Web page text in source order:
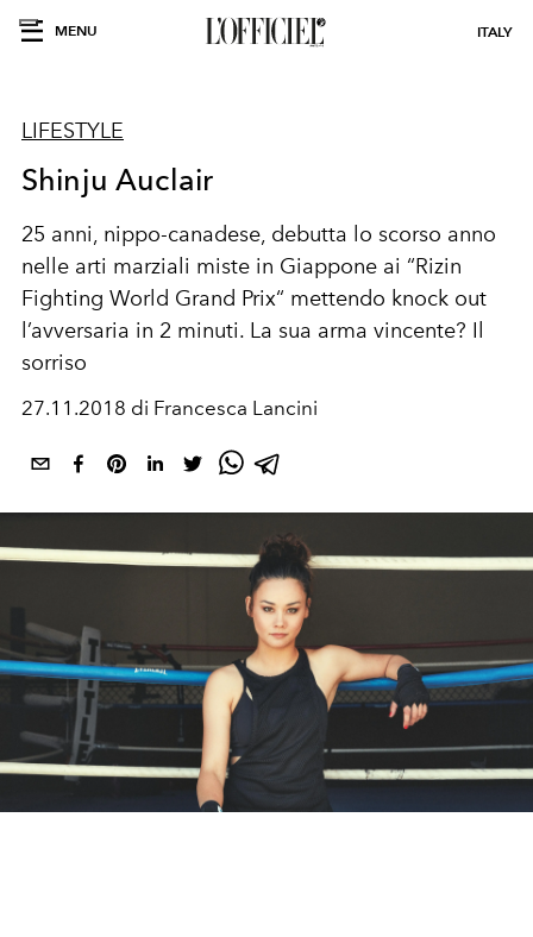
MENU ITALY
LIFESTYLE
Shinju Auclair
25 anni, nippo-canadese, debutta lo scorso anno
nelle arti marziali miste in Giappone ai “Rizin
Fighting World Grand Prix“ mettendo knock out
l’avversaria in 2 minuti. La sua arma vincente? Il
sorriso
27.11.2018 di Francesca Lancini